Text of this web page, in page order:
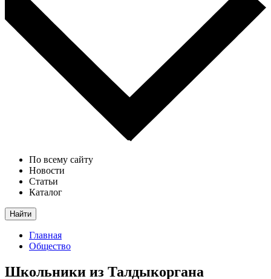
По всему сайту
Новости
Статьи
Каталог
Найти
Главная
Общество
Школьники из Талдыкоргана